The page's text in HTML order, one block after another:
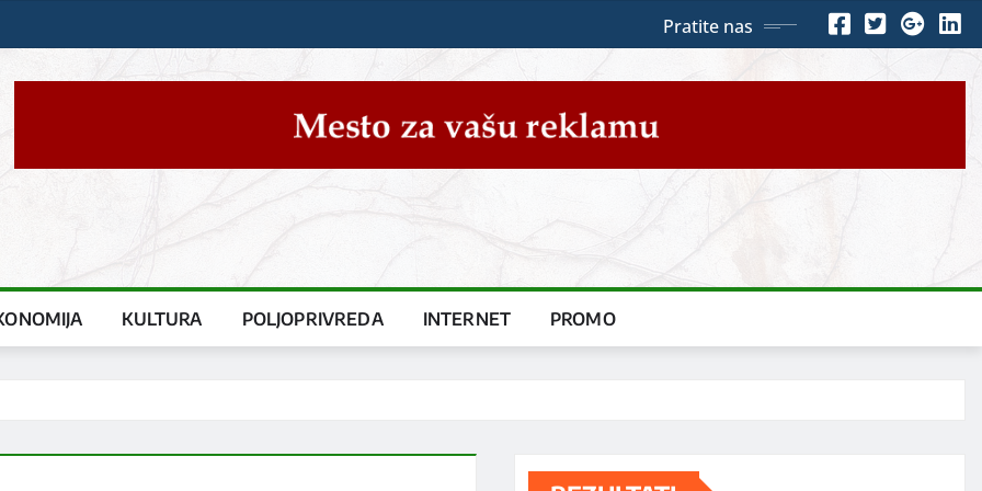
Pratite nas
KULTURA POLJOPRIVREDA INTERNET PROMO